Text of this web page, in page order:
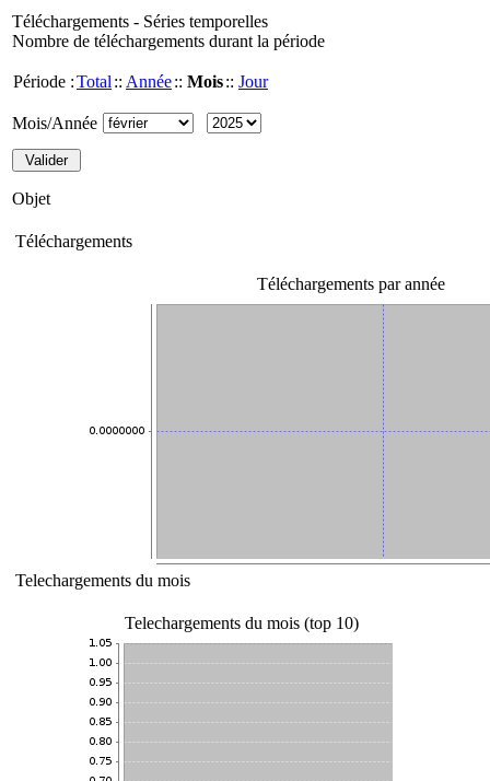
Téléchargements - Séries temporelles
Nombre de téléchargements durant la période
Période :Total :: Année:: Mois:: Jour
Mois/Année
Objet
Téléchargements
Téléchargements par année
Telechargements du mois
Telechargements du mois (top 10)